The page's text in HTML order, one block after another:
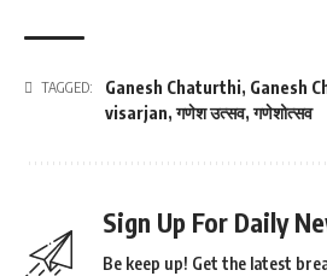
TAGGED: Ganesh Chaturthi, Ganesh
visarjan,गणेश उत्सव,गणेशोत्सव
Sign Up For Daily
Be keep up! Get the latest